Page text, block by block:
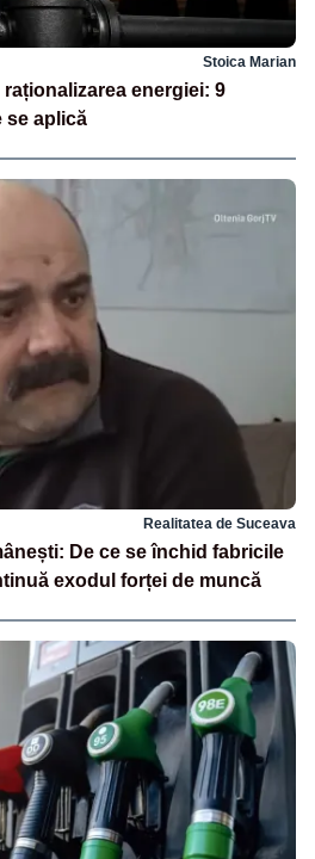
Stoica Marian
energiei: 9
se aplică
Realitatea de Suceava
De ce se închid fabricile
exodul forței de muncă